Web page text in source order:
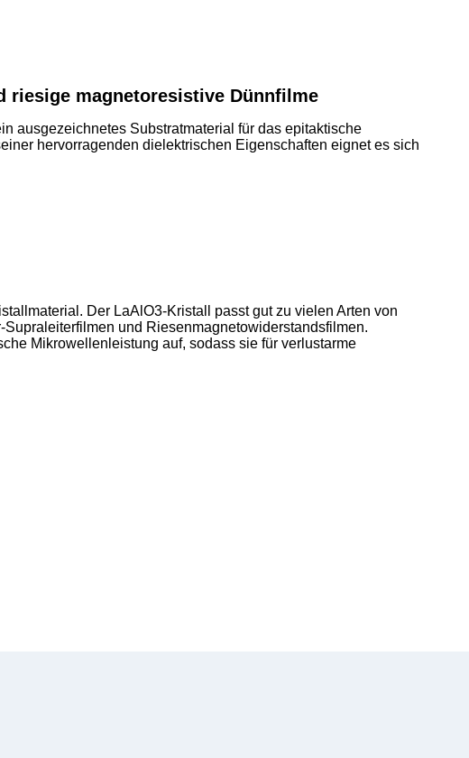
riesige magnetoresistive Dünnfilme
ausgezeichnetes Substratmaterial für das epitaktische
hervorragenden dielektrischen Eigenschaften eignet es sich
Der LaAlO3-Kristall passt gut zu vielen Arten von
und Riesenmagnetowiderstandsfilmen.
Mikrowellenleistung auf, sodass sie für verlustarme